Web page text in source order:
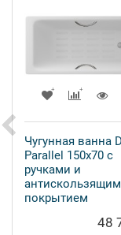
Чугунная ванна
Parallel 150x70 с
ручками и
антискользящим
покрытием
48